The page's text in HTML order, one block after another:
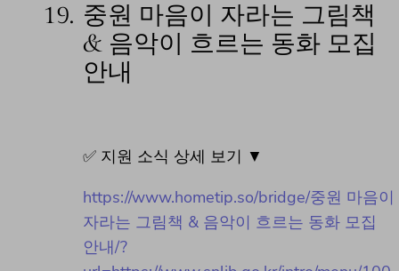
19. 중원 마음이 자라는 그림책
& 음악이 흐르는 동화 모집
안내
✅ 지원 소식 상세 보기 ▼
https://www.hometip.so/bridge/중원 마음이
자라는 그림책 & 음악이 흐르는 동화 모집
안내/?